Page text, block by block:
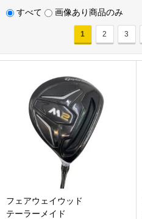
すべて 画像あり商品のみ
1 2 3
フェアウェイウッド
テーラーメイド